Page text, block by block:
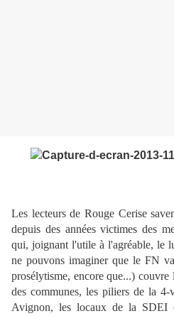
Les lecteurs de Rouge Cerise
depuis des années victimes des
qui, joignant l'utile à l'agréable, le
ne pouvons imaginer que le FN
prosélytisme, encore que...)
des communes, les piliers de la 4-
Avignon, les locaux de la SDEI